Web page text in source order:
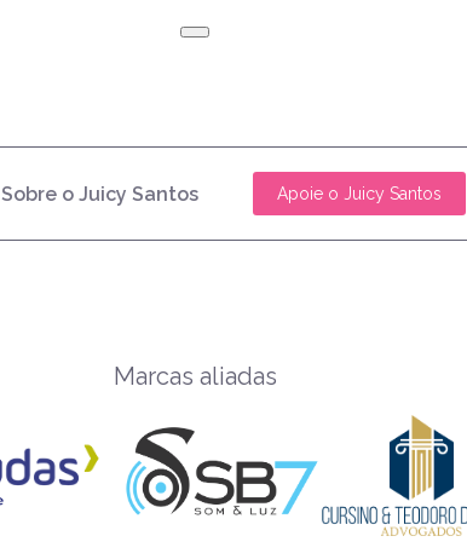
Sobre o Juicy Santos Apoie o Juicy Santos
Marcas aliadas